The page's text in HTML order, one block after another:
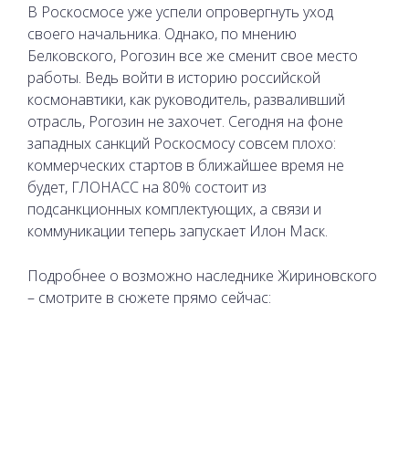
В Роскосмосе уже успели опровергнуть уход
своего начальника. Однако, по мнению
Белковского, Рогозин все же сменит свое место
работы. Ведь войти в историю российской
космонавтики, как руководитель, разваливший
отрасль, Рогозин не захочет. Сегодня на фоне
западных санкций Роскосмосу совсем плохо:
коммерческих стартов в ближайшее время не
будет, ГЛОНАСС на 80% состоит из
подсанкционных комплектующих, а связи и
коммуникации теперь запускает Илон Маск.
Подробнее о возможно наследнике Жириновского
– смотрите в сюжете прямо сейчас: